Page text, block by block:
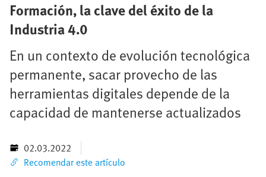
Formación, la clave del éxito de la
Industria 4.0
En un contexto de evolución tecnológica
permanente, sacar provecho de las
herramientas digitales depende de la
capacidad de mantenerse actualizados
02.03.2022
Recomendar este artículo